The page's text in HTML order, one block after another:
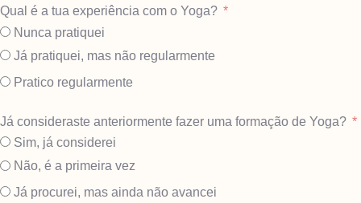
Qual é a tua experiência com o Yoga?
Nunca pratiquei
Já pratiquei, mas não regularmente
Pratico regularmente
Já consideraste anteriormente fazer uma formação de Yoga?
Sim, já considerei
Não, é a primeira vez
Já procurei, mas ainda não avancei